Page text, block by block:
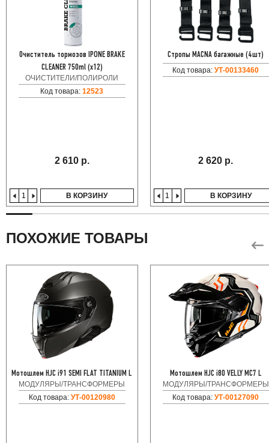
Очиститель тормозов IPONE BRAKE
CLEANER 750ml (x12)
ОЧИСТИТЕЛИ/ПОЛИРОЛИ
Код товара:12523
2 610 р.
В КОРЗИНУ
Стропы MACNA багажные (4шт)
Код товара:УТ-00133460
2 620 р.
В КОРЗИНУ
ПОХОЖИЕ ТОВАРЫ
Мотошлем HJC i91 SEMI FLAT TITANIUM L
МОДУЛЯРЫ/ТРАНСФОРМЕРЫ
Код товара: УТ-00120980
Мотошлем HJC i80 VELLY MC7 L
МОДУЛЯРЫ/ТРАНСФОРМЕРЫ
Код товара:УТ-00127090